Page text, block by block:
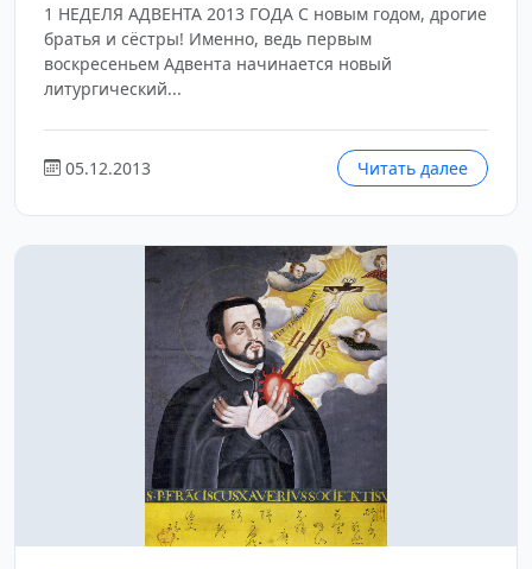
1 НЕДЕЛЯ АДВЕНТА 2013 ГОДА С новым годом, дрогие
братья и сёстры! Именно, ведь первым
воскресеньем Адвента начинается новый
литургический...
05.12.2013 Читать далее